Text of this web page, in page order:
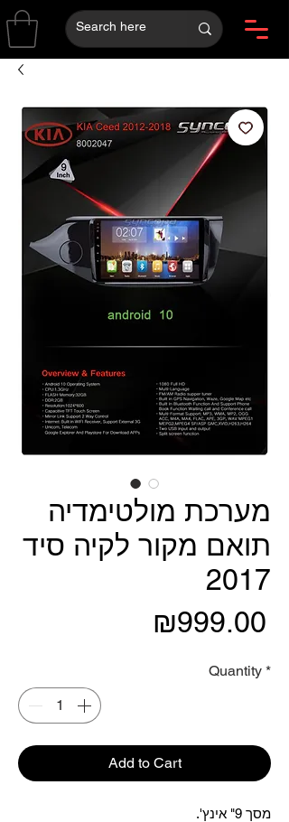
מערכת מולטימדיה
תואם מקור לקיה סיד
2017
₪999.00
Quantity *
Add to Cart
מסך 9" אינץ'.